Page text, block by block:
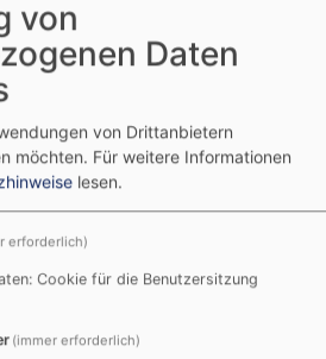
bietet Aktionen,
Fortbildungen an.
von
Daten
von Drittanbietern
möchten. Für weitere Informationen
lesen.
erforderlich)
Cookie für die Benutzersitzung
(immer erforderlich)